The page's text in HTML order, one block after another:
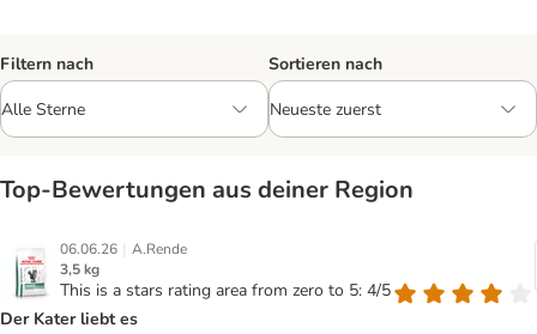
Filtern nach Sortieren nach
Top‑Bewertungen aus deiner Region
06.06.26 | A.Rende
3,5 kg
This is a stars rating area from zero to 5: 4/5
Der Kater liebt es